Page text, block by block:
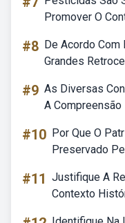
Promover O
#8 De Acordo Com
Grandes
#9 As Diversas
A
#10 Por Que O
Preservado
#11 Justifique A
Contexto